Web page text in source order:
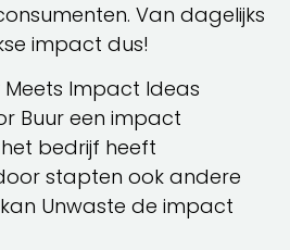
Van dagelijks
impact dus!
Meets Impact Ideas
Buur een impact
bedrijf heeft
stapten ook andere
Unwaste de impact